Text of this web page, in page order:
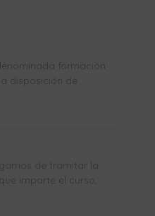
formación
disposición de
de tramitar la
imparte el curso,